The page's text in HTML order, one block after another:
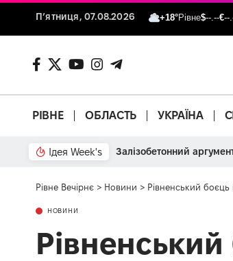
П’ятниця, 07.08.2026 +18°Рівне$--.--€--
РІВНЕ ОБЛАСТЬ УКРАЇНА
Ідея Week's Залізобетонний
Рівне Вечірнє > Новини > Рівненський боєць
НОВИНИ